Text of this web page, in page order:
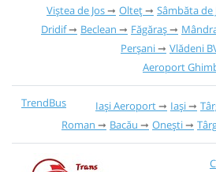
Viștea de Jos
Olteț Sâmbăta de
Dridif
Beclean Făgăraș
Perșani
Vlădeni
Aeroport
TrendBus Iași Aeroport Iași
Roman
Bacău Onești